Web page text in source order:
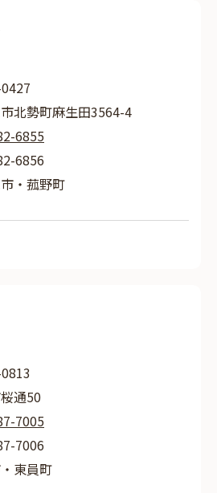
北勢町麻生田3564-4
6855
6856
・菰野町
通50
7005
7006
東員町